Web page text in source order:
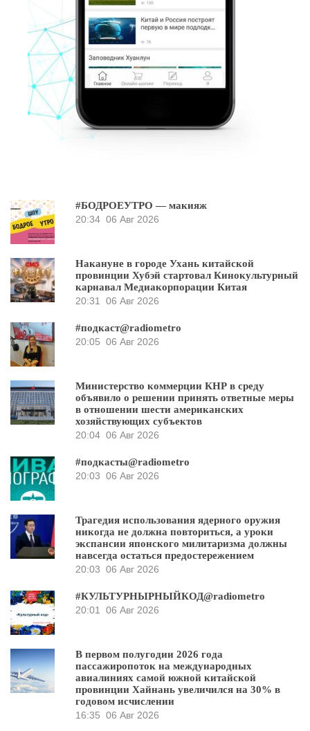
#БОДРОЕУТРО — макияж
20:34 06 Авг 2026
Накануне в городе Ухань китайской
провинции Хубэй стартовал Кинокультурный
карнавал Медиакорпорации Китая
20:31
06 Авг 2026
#подкаст@radiometro
20:05 06 Авг 2026
Министерство коммерции КНР в среду
объявило о решении принять ответные меры
в отношении шести американских
хозяйствующих субъектов
20:04 06 Авг 2026
#подкасты@radiometro
20:03 06 Авг 2026
Трагедия использования ядерного оружия
никогда не должна повториться, а уроки
экспансии японского милитаризма должны
навсегда остаться предостережением
20:03 06 Авг 2026
#КУЛЬТУРНЫРНЫЙКОД@radiometro
20:01
06 Авг 2026
В первом полугодии 2026 года
пассажиропоток на международных
авиалиниях самой южной китайской
провинции Хайнань увеличился на 30% в
годовом исчислении
16:35 06 Авг 2026